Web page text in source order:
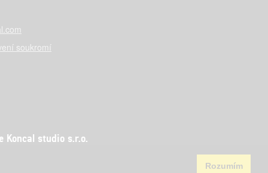
Rozumím
soukromí
studio s.r.o.